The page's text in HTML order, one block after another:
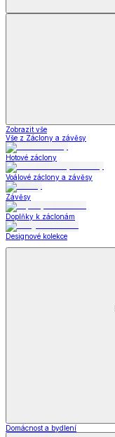
Zobrazit vše
Vše z Záclony a závěsy
Hotové záclony
Voálové záclony a závěsy
Závěsy
Doplňky k záclonám
Designové kolekce
Domácnost a bydlení